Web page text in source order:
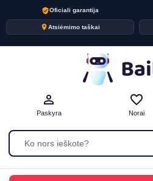
verified_userOficiali garantija
placeAtsiėmimo taškai
person_outline
Paskyra
favorite_border
Norai